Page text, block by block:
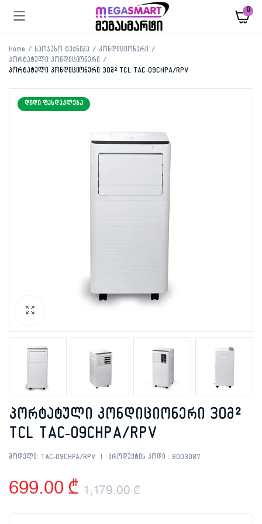
0
Home საოჯახო ტექნიკა
კონდიციონერი
პორტატული კონდიციონერი
პორტატული კონდიციონერი 30მ² TCL TAC-09CHPA/RPV
ᲓᲘᲓᲘ ᲤᲐᲡᲓᲐᲙᲚᲔᲑᲐ
პორტატული კონდიციონერი 30მ²
TCL TAC-09CHPA/RPV
მოდელი: TAC-09CHPA/RPV პროდუქტის კოდი : 8003087
1,179.00₾
Original
699.00 ₾
Current